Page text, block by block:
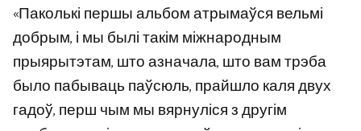
«Паколькі першы альбом атрымаўся вельмі
добрым, і мы былі такім міжнародным
прыярытэтам, што азначала, што вам трэба
было пабываць паўсюль, прайшло каля двух
гадоў, перш чым мы вярнуліся з другім